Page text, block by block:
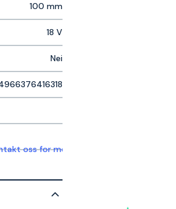
100 mm
18 V
Nei
oss for mer informasjon